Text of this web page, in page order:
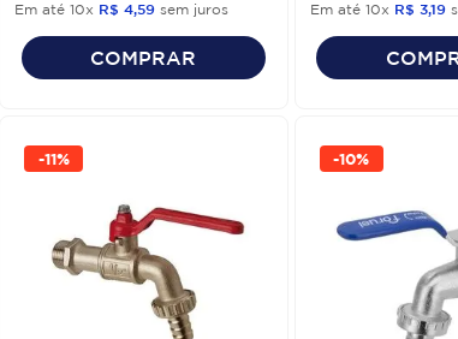
Em até10x R$ 4,59 sem juros
COMPRAR
Em até 10x R$ 3,19
-11% -10%